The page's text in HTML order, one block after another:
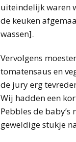
uiteindelijk waren
de keuken
wassen].
Vervolgens
tomatensaus en
de jury erg
Wij hadden een
Pebbles de
geweldige stukje